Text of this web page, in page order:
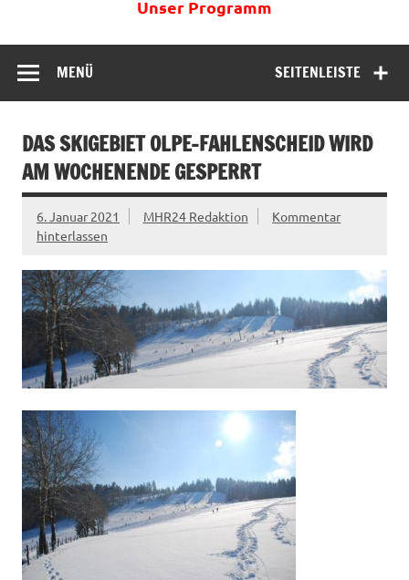
Unser Programm
SEITENLEISTE
MENÜ
DAS SKIGEBIET OLPE-FAHLENSCHEID WIRD
AM WOCHENENDE GESPERRT
6. Januar 2021 MHR24 Redaktion
Kommentar
hinterlassen